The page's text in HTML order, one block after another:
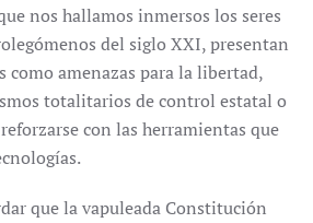
nos hallamos inmersos los seres
del siglo XXI, presentan
como amenazas para la libertad,
totalitarios de control estatal o
con las herramientas que
que la vapuleada Constitución